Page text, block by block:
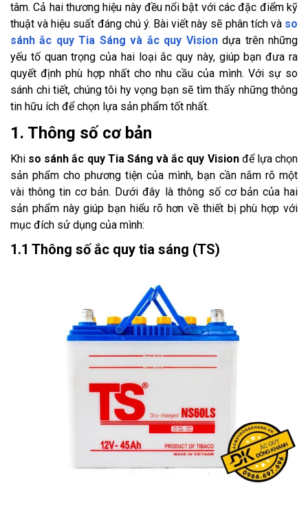
tâm. Cả hai thương hiệu này đều nổi bật với các đặc điểm kỹ
thuật và hiệu suất đáng chú ý. Bài viết này sẽ phân tích và so
sánh ắc quy Tia Sáng và ắc quy Visiondựa trên những
yếu tố quan trọng của hai loại ắc quy này, giúp bạn đưa ra
quyết định phù hợp nhất cho nhu cầu của mình. Với sự so
sánh chi tiết, chúng tôi hy vọng bạn sẽ tìm thấy những thông
tin hữu ích để chọn lựa sản phẩm tốt nhất.
1. Thông số cơ bản
Khi so sánh ắc quy Tia Sáng và ắc quy Visionđể lựa chọn
sản phẩm cho phương tiện của mình, bạn cần nắm rõ một
vài thông tin cơ bản. Dưới đây là thông số cơ bản của hai
sản phẩm này giúp bạn hiểu rõ hơn về thiết bị phù hợp với
mục đích sử dụng của mình:
1.1 Thông số ắc quy tia sáng (TS)